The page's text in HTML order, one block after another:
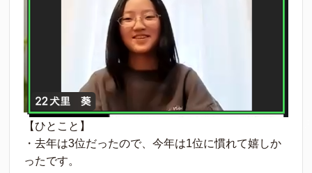
【ひとこと】
・去年は3位だったので、今年は1位に慣れて嬉しか
ったです。